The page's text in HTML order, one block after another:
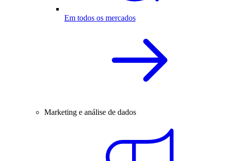
Em todos os mercados
Marketing e análise de dados